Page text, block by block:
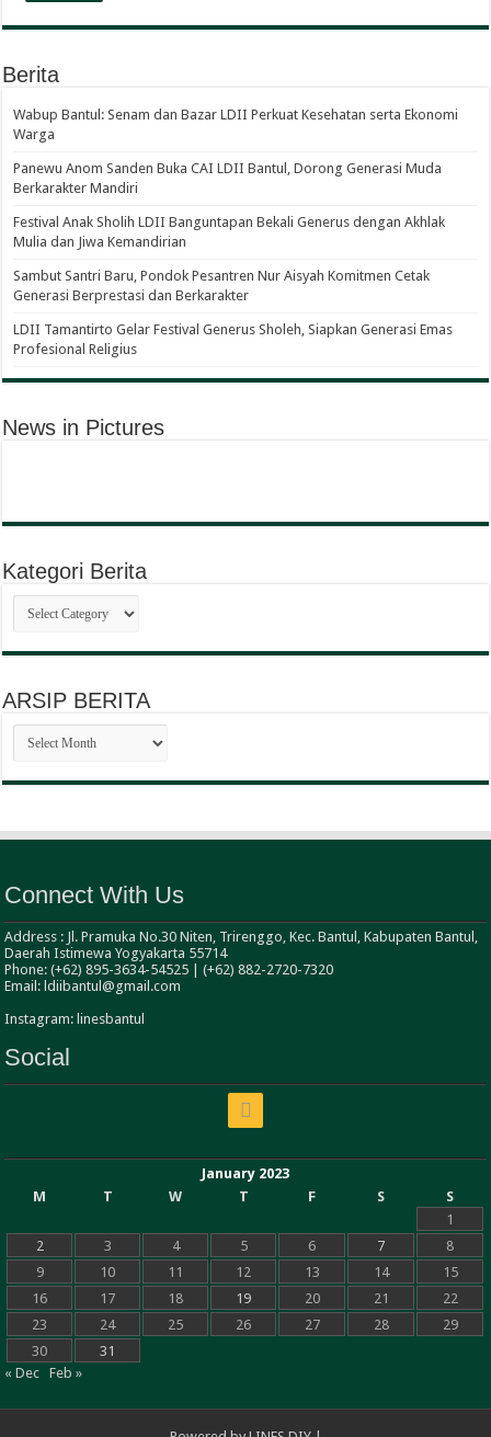
Berita
Wabup Bantul: Senam dan Bazar LDII Perkuat Kesehatan serta Ekonomi
Warga
Panewu Anom Sanden Buka CAI LDII Bantul, Dorong Generasi Muda
Berkarakter Mandiri
Festival Anak Sholih LDII Banguntapan Bekali Generus dengan Akhlak
Mulia dan Jiwa Kemandirian
Sambut Santri Baru, Pondok Pesantren Nur Aisyah Komitmen Cetak
Generasi Berprestasi dan Berkarakter
LDII Tamantirto Gelar Festival Generus Sholeh, Siapkan Generasi Emas
Profesional Religius
News in Pictures
Kategori Berita
Kategori
Berita
ARSIP BERITA
ARSIP
BERITA
Connect With Us
Address : Jl. Pramuka No.30 Niten, Trirenggo, Kec. Bantul, Kabupaten Bantul,
Daerah Istimewa Yogyakarta 55714
Phone: (+62) 895-3634-54525 | (+62) 882-2720-7320
Email: ldiibantul@gmail.com
Instagram: linesbantul
Social
January 2023
M
T W T F S
S
1
2
3 4 5 6 7
8
9
10 11 12 13 14
15
16
17 18 19 20 21
22
23
24 25 26 27 28
29
30
31
« Dec
Feb »